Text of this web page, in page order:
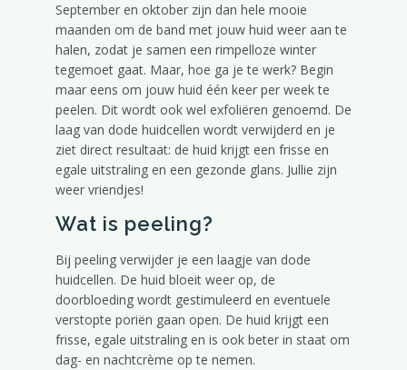
September en oktober zijn dan hele mooie
maanden om de band met jouw huid weer aan te
halen, zodat je samen een rimpelloze winter
tegemoet gaat. Maar, hoe ga je te werk? Begin
maar eens om jouw huid één keer per week te
peelen. Dit wordt ook wel exfoliëren genoemd. De
laag van dode huidcellen wordt verwijderd en je
ziet direct resultaat: de huid krijgt een frisse en
egale uitstraling en een gezonde glans. Jullie zijn
weer vriendjes!
Wat is peeling?
Bij peeling verwijder je een laagje van dode
huidcellen. De huid bloeit weer op, de
doorbloeding wordt gestimuleerd en eventuele
verstopte poriën gaan open. De huid krijgt een
frisse, egale uitstraling en is ook beter in staat om
dag- en nachtcrème op te nemen.